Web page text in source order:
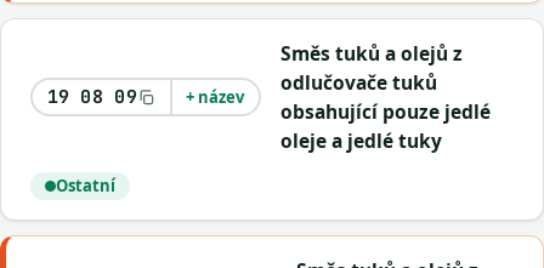
19 08 09 + název
Směs tuků a olejů z
odlučovače tuků
obsahující pouze jedlé
oleje a jedlé tuky
Ostatní